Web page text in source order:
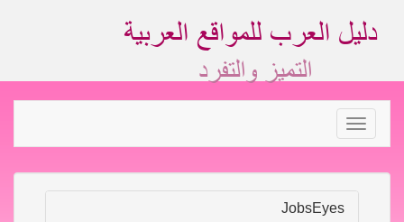
Toggle
navigation
JobsEyes